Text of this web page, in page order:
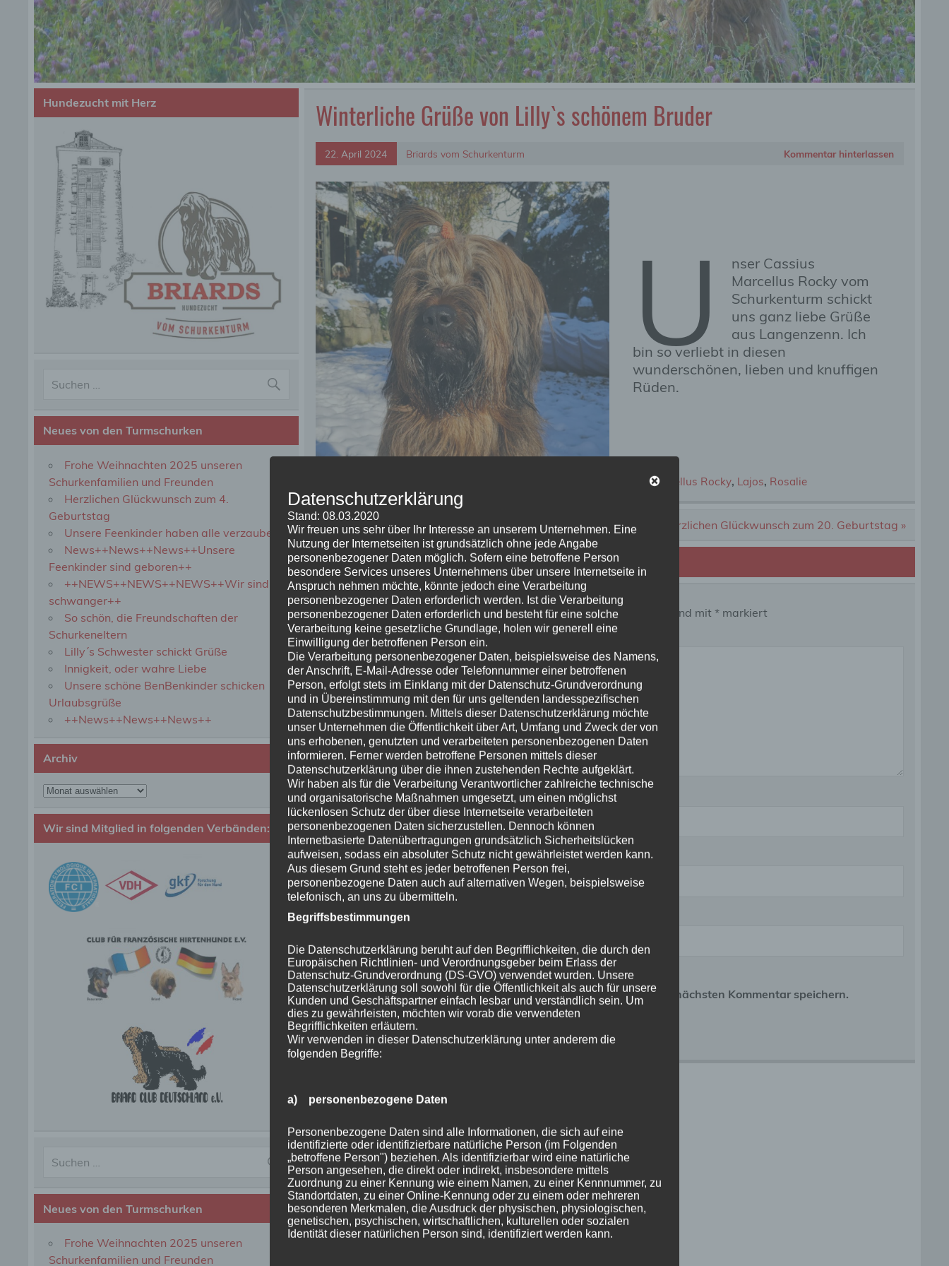
Winterliche Grüße von Lilly`s schönem Bruder
22. April 2024 Briards vom Schurkenturm Kommentar hinterlassen
U
nser Cassius
Marcellus Rocky vom
Schurkenturm schickt
uns ganz liebe Grüße
aus Langenzenn. Ich
bin so verliebt in diesen
wunderschönen, lieben und knuffigen
Rüden.
Cassius Marcellus Rocky, Lajos, Rosalie
Beitragsnavigation
« Wieder Urlaubsgrüße, von einem Schurkie Lieber Fahil, ganz herzlichen Glückwunsch zum 20. Geburtstag »
Schreibe einen Kommentar
Deine E-Mail-Adresse wird nicht veröffentlicht. Erforderliche Felder sind mit *markiert
Kommentar *
Name*
E-Mail-Adresse*
Website
Name, E-Mail-Adresse und Website in diesem Browser für meinen nächsten Kommentar speichern.
Hundezucht mit Herz
Neues von den Turmschurken
Frohe Weihnachten 2025 unseren
Schurkenfamilien und Freunden
Herzlichen Glückwunsch zum 4.
Geburtstag
Unsere Feenkinder haben alle verzaubert
News++News++News++Unsere
Feenkinder sind geboren++
++NEWS++NEWS++NEWS++Wir sind
schwanger++
So schön, die Freundschaften der
Schurkeneltern
Lilly´s Schwester schickt Grüße
Innigkeit, oder wahre Liebe
Unsere schöne BenBenkinder schicken
Urlaubsgrüße
++News++News++News++
Archiv
Archiv
Wir sind Mitglied in folgenden Verbänden:
Neues von den Turmschurken
Frohe Weihnachten 2025 unseren
Schurkenfamilien und Freunden
Datenschutzerklärung
Stand: 08.03.2020
Wir freuen uns sehr über Ihr Interesse an unserem Unternehmen. Eine
Nutzung der Internetseiten ist grundsätzlich ohne jede Angabe
personenbezogener Daten möglich. Sofern eine betroffene Person
besondere Services unseres Unternehmens über unsere Internetseite in
Anspruch nehmen möchte, könnte jedoch eine Verarbeitung
personenbezogener Daten erforderlich werden. Ist die Verarbeitung
personenbezogener Daten erforderlich und besteht für eine solche
Verarbeitung keine gesetzliche Grundlage, holen wir generell eine
Einwilligung der betroffenen Person ein.
Die Verarbeitung personenbezogener Daten, beispielsweise des Namens,
der Anschrift, E-Mail-Adresse oder Telefonnummer einer betroffenen
Person, erfolgt stets im Einklang mit der Datenschutz-Grundverordnung
und in Übereinstimmung mit den für uns geltenden landesspezifischen
Datenschutzbestimmungen. Mittels dieser Datenschutzerklärung möchte
unser Unternehmen die Öffentlichkeit über Art, Umfang und Zweck der von
uns erhobenen, genutzten und verarbeiteten personenbezogenen Daten
informieren. Ferner werden betroffene Personen mittels dieser
Datenschutzerklärung über die ihnen zustehenden Rechte aufgeklärt.
Wir haben als für die Verarbeitung Verantwortlicher zahlreiche technische
und organisatorische Maßnahmen umgesetzt, um einen möglichst
lückenlosen Schutz der über diese Internetseite verarbeiteten
personenbezogenen Daten sicherzustellen. Dennoch können
Internetbasierte Datenübertragungen grundsätzlich Sicherheitslücken
aufweisen, sodass ein absoluter Schutz nicht gewährleistet werden kann.
Aus diesem Grund steht es jeder betroffenen Person frei,
personenbezogene Daten auch auf alternativen Wegen, beispielsweise
telefonisch, an uns zu übermitteln.
Begriffsbestimmungen
Die Datenschutzerklärung beruht auf den Begrifflichkeiten, die durch den
Europäischen Richtlinien- und Verordnungsgeber beim Erlass der
Datenschutz-Grundverordnung (DS-GVO) verwendet wurden. Unsere
Datenschutzerklärung soll sowohl für die Öffentlichkeit als auch für unsere
Kunden und Geschäftspartner einfach lesbar und verständlich sein. Um
dies zu gewährleisten, möchten wir vorab die verwendeten
Begrifflichkeiten erläutern.
Wir verwenden in dieser Datenschutzerklärung unter anderem die
folgenden Begriffe:
a) personenbezogene Daten
Personenbezogene Daten sind alle Informationen, die sich auf eine
identifizierte oder identifizierbare natürliche Person (im Folgenden
„betroffene Person") beziehen. Als identifizierbar wird eine natürliche
Person angesehen, die direkt oder indirekt, insbesondere mittels
Zuordnung zu einer Kennung wie einem Namen, zu einer Kennnummer, zu
Standortdaten, zu einer Online-Kennung oder zu einem oder mehreren
besonderen Merkmalen, die Ausdruck der physischen, physiologischen,
genetischen, psychischen, wirtschaftlichen, kulturellen oder sozialen
Identität dieser natürlichen Person sind, identifiziert werden kann.